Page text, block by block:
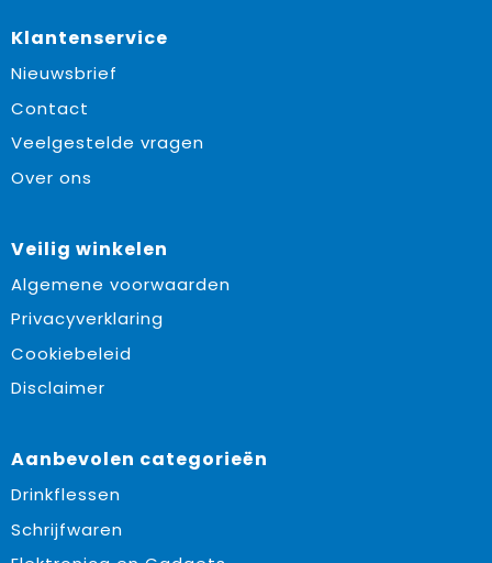
Klantenservice
Nieuwsbrief
Contact
Veelgestelde vragen
Over ons
Veilig winkelen
Algemene voorwaarden
Privacyverklaring
Cookiebeleid
Disclaimer
Aanbevolen categorieën
Drinkflessen
Schrijfwaren